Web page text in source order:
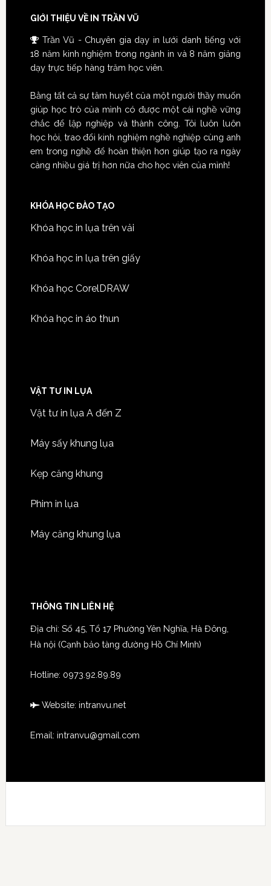
GIỚI THIỆU VỀ IN TRẦN VŨ
Trần Vũ - Chuyên gia dạy in lưới danh tiếng với
18 năm kinh nghiệm trong ngành in và 8 năm giảng
dạy trực tiếp hàng trăm học viên.
Bằng tất cả sự tâm huyết của một người thầy muốn
giúp học trò của mình có được một cái nghề vững
chắc để lập nghiệp và thành công. Tôi luôn luôn
học hỏi, trao đổi kinh nghiệm nghề nghiệp cùng anh
em trong nghề để hoàn thiện hơn giúp tạo ra ngày
càng nhiều giá trị hơn nữa cho học viên của mình!
KHÓA HỌC ĐÀO TẠO
Khóa học in lụa trên vải
Khóa học in lụa trên giấy
Khóa học CorelDRAW
Khóa học in áo thun
VẬT TƯ IN LỤA
Vật tư in lụa A đến Z
Máy sấy khung lụa
Kẹp căng khung
Phim in lụa
Máy căng khung lụa
THÔNG TIN LIÊN HỆ
Địa chỉ: Số 45, Tổ 17 Phường Yên Nghĩa, Hà Đông,
Hà nội (Cạnh bảo tàng đường Hồ Chí Minh)
Hotline: 0973.92.89.89
Website: intranvu.net
Email: intranvu@gmail.com